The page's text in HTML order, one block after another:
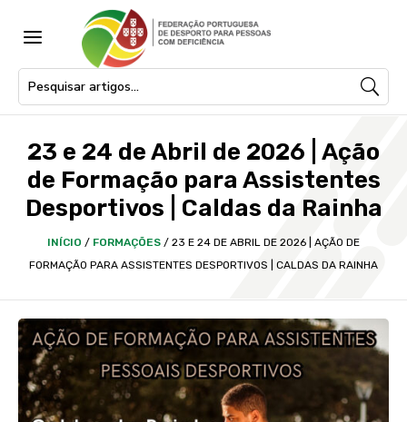
a
23 e 24 de Abril de 2026 | Ação
de Formação para Assistentes
Desportivos | Caldas da Rainha
INÍCIO / FORMAÇÕES / 23 E 24 DE ABRIL DE 2026 | AÇÃO DE
FORMAÇÃO PARA ASSISTENTES DESPORTIVOS | CALDAS DA RAINHA